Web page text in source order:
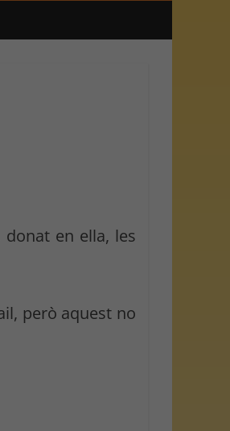
en ella, les
però aquest no